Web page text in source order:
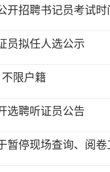
开招聘书记员考试
员拟任人选公示
限户籍
选聘听证员公告
暂停现场查询、阅卷